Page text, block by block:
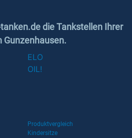
die Tankstellen Ihrer
Gunzenhausen.
ELO
OIL!
Produktvergleich
Kindersitze